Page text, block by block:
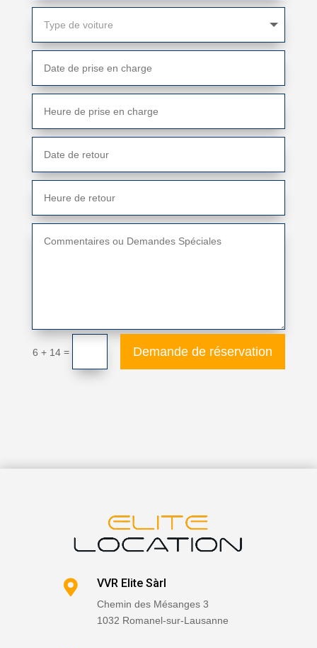
6 + 14 = Demande de réservation
 VVR Elite Sàrl
Chemin des Mésanges 3
1032 Romanel-sur-Lausanne